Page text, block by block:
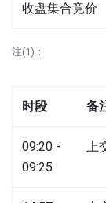
收盘集合竞价
注(1)：
时段 备
09:20 -
09:25
上